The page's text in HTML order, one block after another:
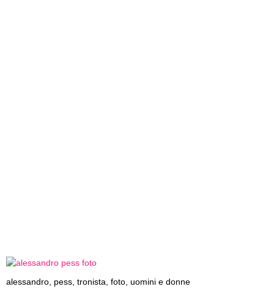
alessandro, pess, tronista, foto, uomini e donne